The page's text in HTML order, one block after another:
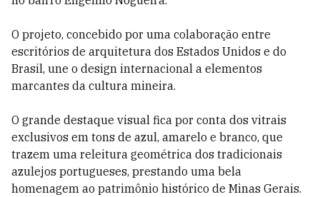
O projeto, concebido por uma colaboração entre
escritórios de arquitetura dos Estados Unidos e do
Brasil, une o design internacional a elementos
marcantes da cultura mineira.
O grande destaque visual fica por conta dos vitrais
exclusivos em tons de azul, amarelo e branco, que
trazem uma releitura geométrica dos tradicionais
azulejos portugueses, prestando uma bela
homenagem ao patrimônio histórico de Minas Gerais.